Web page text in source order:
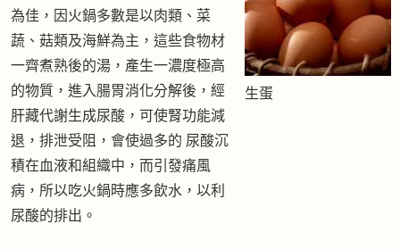
為佳，因火鍋多數是以肉類、菜
蔬、菇類及海鮮為主，這些食物材
一齊煮熟後的湯，產生一濃度極高
的物質，進入腸胃消化分解後，經
肝藏代謝生成尿酸，可使腎功能減
退，排泄受阻，會使過多的 尿酸沉
積在血液和組織中，而引發痛風
病，所以吃火鍋時應多飲水，以利
尿酸的排出。
生蛋